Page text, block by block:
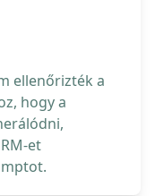
ellenőrizték a
hogy a
et